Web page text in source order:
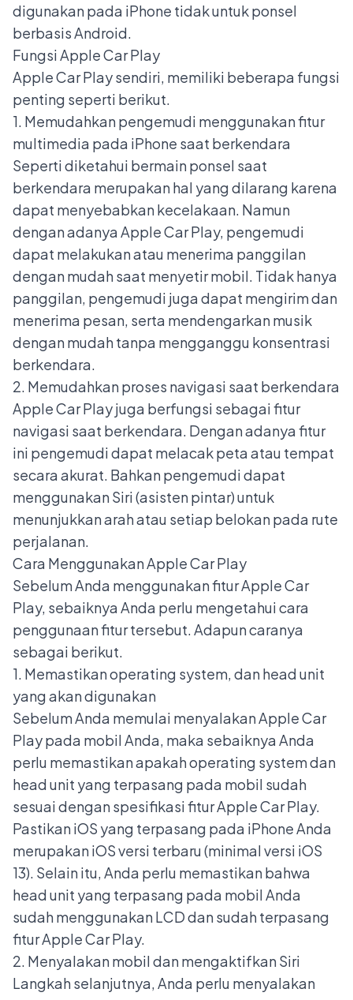
digunakan pada iPhone tidak untuk ponsel
berbasis Android.
Fungsi Apple Car Play
Apple Car Play sendiri, memiliki beberapa fungsi
penting seperti berikut.
1. Memudahkan pengemudi menggunakan fitur
multimedia pada iPhone saat berkendara
Seperti diketahui bermain ponsel saat
berkendara merupakan hal yang dilarang karena
dapat menyebabkan kecelakaan. Namun
dengan adanya Apple Car Play, pengemudi
dapat melakukan atau menerima panggilan
dengan mudah saat menyetir mobil. Tidak hanya
panggilan, pengemudi juga dapat mengirim dan
menerima pesan, serta mendengarkan musik
dengan mudah tanpa mengganggu konsentrasi
berkendara.
2. Memudahkan proses navigasi saat berkendara
Apple Car Play juga berfungsi sebagai fitur
navigasi saat berkendara. Dengan adanya fitur
ini pengemudi dapat melacak peta atau tempat
secara akurat. Bahkan pengemudi dapat
menggunakan Siri (asisten pintar) untuk
menunjukkan arah atau setiap belokan pada rute
perjalanan.
Cara Menggunakan Apple Car Play
Sebelum Anda menggunakan fitur Apple Car
Play, sebaiknya Anda perlu mengetahui cara
penggunaan fitur tersebut. Adapun caranya
sebagai berikut.
1. Memastikan operating system, dan head unit
yang akan digunakan
Sebelum Anda memulai menyalakan Apple Car
Play pada mobil Anda, maka sebaiknya Anda
perlu memastikan apakah operating system dan
head unit yang terpasang pada mobil sudah
sesuai dengan spesifikasi fitur Apple Car Play.
Pastikan iOS yang terpasang pada iPhone Anda
merupakan iOS versi terbaru (minimal versi iOS
13). Selain itu, Anda perlu memastikan bahwa
head unit yang terpasang pada mobil Anda
sudah menggunakan LCD dan sudah terpasang
fitur Apple Car Play.
2. Menyalakan mobil dan mengaktifkan Siri
Langkah selanjutnya, Anda perlu menyalakan